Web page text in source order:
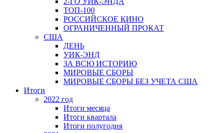
ТОП-100
РОССИЙСКОЕ КИНО
ОГРАНИЧЕННЫЙ ПРОКАТ
США
ДЕНЬ
УИК-ЭНД
ЗА ВСЮ ИСТОРИЮ
МИРОВЫЕ СБОРЫ
МИРОВЫЕ СБОРЫ БЕЗ УЧЕТА США
Итоги
2022 год
Итоги месяца
Итоги квартала
Итоги полугодия